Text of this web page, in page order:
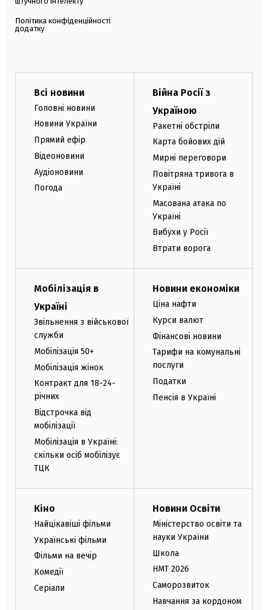
Політика конфіденційності
додатку
Всі новини
Головні новини
Новини України
Прямий ефір
Відеоновини
Аудіоновини
Погода
Війна Росії з
Україною
Ракетні обстріли
Карта бойових дій
Мирні переговори
Повітряна тривога в
Україні
Масована атака по
Україні
Вибухи у Росії
Втрати ворога
Мобілізація в
Україні
Звільнення з військової
служби
Мобілізація 50+
Мобілізація жінок
Контракт для 18-24-
річних
Відстрочка від
мобілізації
Мобілізація в Україні:
скільки осіб мобілізує
ТЦК
Новини економіки
Ціна нафти
Курси валют
Фінансові новини
Тарифи на комунальні
послуги
Податки
Пенсія в Україні
Кіно
Найцікавіші фільми
Українські фільми
Фільми на вечір
Комедії
Серіали
Новини Освіти
Міністерство освіти та
науки України
Школа
НМТ 2026
Саморозвиток
Навчання за кордоном